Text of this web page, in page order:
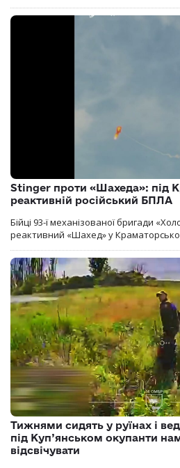
Stinger проти «Шахеда»: під
реактивній російський БПЛА
Бійці 93-ї механізованої бригади
реактивний «Шахед» у
Тижнями сидять у руїнах і
під Куп’янськом окупанти
відсвічувати